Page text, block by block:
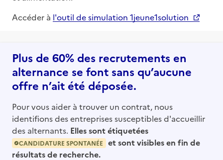
Accéder à l'outil de simulation 1jeune1solution
Plus de 60% des recrutements en
alternance se font sans qu’aucune
offre n’ait été déposée.
Pour vous aider à trouver un contrat, nous
identifions des entreprises susceptibles d'accueillir
des alternants. Elles sont étiquetées
CANDIDATURE SPONTANÉE
et sont visibles en fin de
résultats de recherche.